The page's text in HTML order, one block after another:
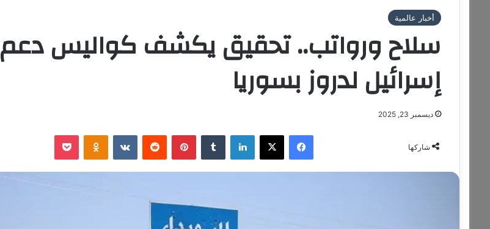
أخبار عالمية
سلاح ورواتب.. تحقيق يكشف كواليس دعم
إسرائيل لدروز بسوريا
ديسمبر 23, 2025
شاركها
فيسبوك ‫X لينكدإن ‏Tumblr بينتيريست ‏Reddit
‏VKontakte
Odnoklassniki
‫Pocket